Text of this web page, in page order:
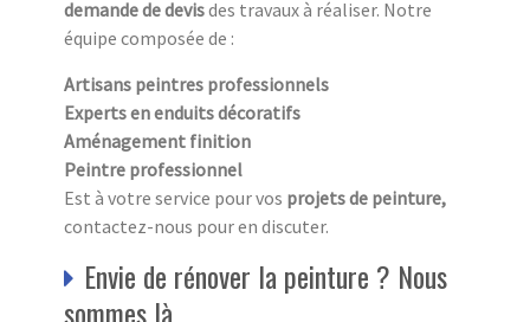
demande de devisdes travaux à réaliser. Notre
équipe composée de :
Artisans peintres professionnels
Experts en enduits décoratifs
Aménagement finition
Peintre professionnel
Est à votre service pour vos projets de peinture,
contactez-nous pour en discuter.
Envie de rénover la peinture ? Nous
sommes là